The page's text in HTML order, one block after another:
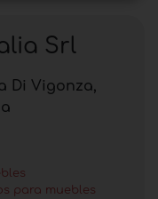
Srl
Di Vigonza,
para muebles